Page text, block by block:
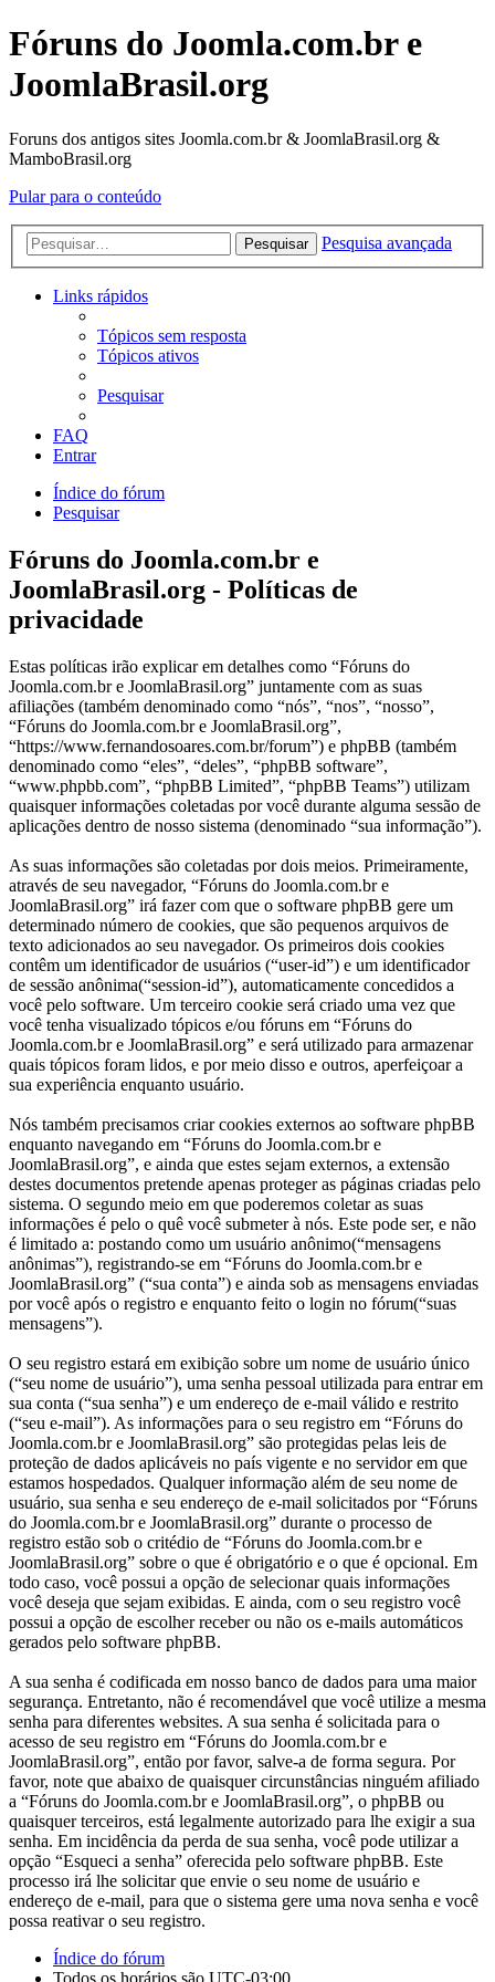
Fóruns do Joomla.com.br e
JoomlaBrasil.org
Foruns dos antigos sites Joomla.com.br & JoomlaBrasil.org &
MamboBrasil.org
Pular para o conteúdo
Pesquisar Pesquisa avançada
Links rápidos
Tópicos sem resposta
Tópicos ativos
Pesquisar
FAQ
Entrar
Índice do fórum
Pesquisar
Fóruns do Joomla.com.br e
JoomlaBrasil.org - Políticas de
privacidade
Estas políticas irão explicar em detalhes como “Fóruns do
Joomla.com.br e JoomlaBrasil.org” juntamente com as suas
afiliações (também denominado como “nós”, “nos”, “nosso”,
“Fóruns do Joomla.com.br e JoomlaBrasil.org”,
“https://www.fernandosoares.com.br/forum”) e phpBB (também
denominado como “eles”, “deles”, “phpBB software”,
“www.phpbb.com”, “phpBB Limited”, “phpBB Teams”) utilizam
quaisquer informações coletadas por você durante alguma sessão de
aplicações dentro de nosso sistema (denominado “sua informação”).
As suas informações são coletadas por dois meios. Primeiramente,
através de seu navegador, “Fóruns do Joomla.com.br e
JoomlaBrasil.org” irá fazer com que o software phpBB gere um
determinado número de cookies, que são pequenos arquivos de
texto adicionados ao seu navegador. Os primeiros dois cookies
contêm um identificador de usuários (“user-id”) e um identificador
de sessão anônima(“session-id”), automaticamente concedidos a
você pelo software. Um terceiro cookie será criado uma vez que
você tenha visualizado tópicos e/ou fóruns em “Fóruns do
Joomla.com.br e JoomlaBrasil.org” e será utilizado para armazenar
quais tópicos foram lidos, e por meio disso e outros, aperfeiçoar a
sua experiência enquanto usuário.
Nós também precisamos criar cookies externos ao software phpBB
enquanto navegando em “Fóruns do Joomla.com.br e
JoomlaBrasil.org”, e ainda que estes sejam externos, a extensão
destes documentos pretende apenas proteger as páginas criadas pelo
sistema. O segundo meio em que poderemos coletar as suas
informações é pelo o quê você submeter à nós. Este pode ser, e não
é limitado a: postando como um usuário anônimo(“mensagens
anônimas”), registrando-se em “Fóruns do Joomla.com.br e
JoomlaBrasil.org” (“sua conta”) e ainda sob as mensagens enviadas
por você após o registro e enquanto feito o login no fórum(“suas
mensagens”).
O seu registro estará em exibição sobre um nome de usuário único
(“seu nome de usuário”), uma senha pessoal utilizada para entrar em
sua conta (“sua senha”) e um endereço de e-mail válido e restrito
(“seu e-mail”). As informações para o seu registro em “Fóruns do
Joomla.com.br e JoomlaBrasil.org” são protegidas pelas leis de
proteção de dados aplicáveis no país vigente e no servidor em que
estamos hospedados. Qualquer informação além de seu nome de
usuário, sua senha e seu endereço de e-mail solicitados por “Fóruns
do Joomla.com.br e JoomlaBrasil.org” durante o processo de
registro estão sob o critédio de “Fóruns do Joomla.com.br e
JoomlaBrasil.org” sobre o que é obrigatório e o que é opcional. Em
todo caso, você possui a opção de selecionar quais informações
você deseja que sejam exibidas. E ainda, com o seu registro você
possui a opção de escolher receber ou não os e-mails automáticos
gerados pelo software phpBB.
A sua senha é codificada em nosso banco de dados para uma maior
segurança. Entretanto, não é recomendável que você utilize a mesma
senha para diferentes websites. A sua senha é solicitada para o
acesso de seu registro em “Fóruns do Joomla.com.br e
JoomlaBrasil.org”, então por favor, salve-a de forma segura. Por
favor, note que abaixo de quaisquer circunstâncias ninguém afiliado
a “Fóruns do Joomla.com.br e JoomlaBrasil.org”, o phpBB ou
quaisquer terceiros, está legalmente autorizado para lhe exigir a sua
senha. Em incidência da perda de sua senha, você pode utilizar a
opção “Esqueci a senha” oferecida pelo software phpBB. Este
processo irá lhe solicitar que envie o seu nome de usuário e
endereço de e-mail, para que o sistema gere uma nova senha e você
possa reativar o seu registro.
Índice do fórum